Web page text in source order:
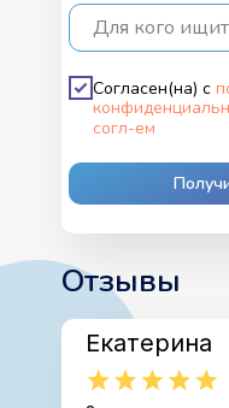
Для кого
Согласен(на) с
согл-ем
Отзывы
Екатерина